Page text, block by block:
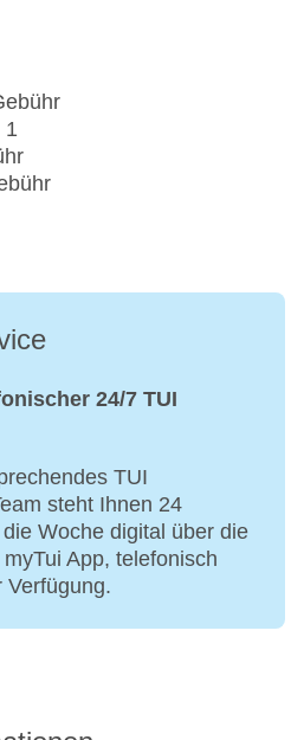
1
24/7 TUI
TUI
steht Ihnen 24
Woche digital über die
App, telefonisch
Verfügung.